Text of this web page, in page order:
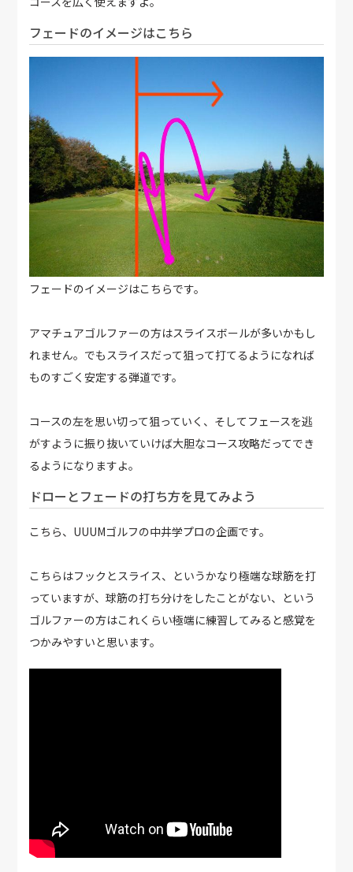
フェードのイメージはこちら
フェードのイメージはこちらです。
アマチュアゴルファーの方はスライスボールが多いかもし
れません。でもスライスだって狙って打てるようになれば
ものすごく安定する弾道です。
コースの左を思い切って狙っていく、そしてフェースを逃
がすように振り抜いていけば大胆なコース攻略だってでき
るようになりますよ。
ドローとフェードの打ち方を見てみよう
こちら、UUUMゴルフの中井学プロの企画です。
こちらはフックとスライス、というかなり極端な球筋を打
っていますが、球筋の打ち分けをしたことがない、という
ゴルファーの方はこれくらい極端に練習してみると感覚を
つかみやすいと思います。